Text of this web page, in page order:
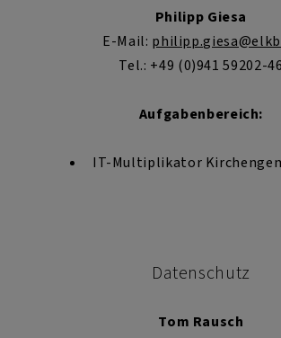
Philipp Giesa
E-Mail:
Tel.: +49 (0)941 59202-46
Aufgabenbereich:
IT-Multiplikator
Datenschutz
Tom Rausch